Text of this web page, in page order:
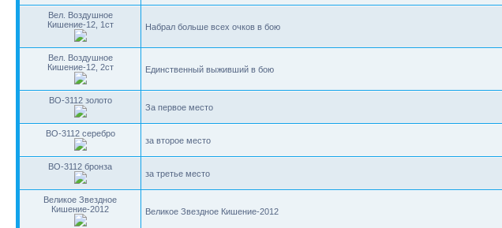
Вел. Воздушное
Кишение-12, 1ст
Набрал больше всех очков в бою
Вел. Воздушное
Кишение-12, 2ст
Единственный выживший в бою
BO-3112 золото
За первое место
BO-3112 серебро
за второе место
BO-3112 бронза
за третье место
Великое Звездное
Кишение-2012
Великое Звездное Кишение-2012